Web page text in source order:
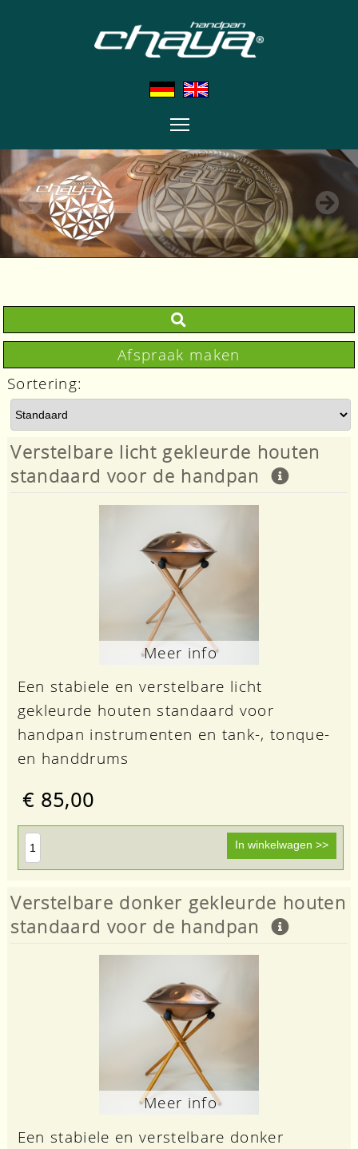
Afspraak maken
Sortering:
Verstelbare licht gekleurde houten
standaard voor de handpan
Meer info
Een stabiele en verstelbare licht
gekleurde houten standaard voor
handpan instrumenten en tank-, tonque-
en handdrums
€ 85,00
Verstelbare donker gekleurde houten
standaard voor de handpan
Meer info
Een stabiele en verstelbare donker